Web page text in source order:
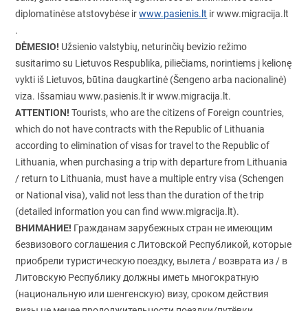
diplomatinėse atstovybėse irwww.pasienis.lt ir www.migracija.lt
.
DĖMESIO! Užsienio valstybių, neturinčių bevizio režimo
susitarimo su Lietuvos Respublika, piliečiams, norintiems į kelionę
vykti iš Lietuvos, būtina daugkartinė (Šengeno arba nacionalinė)
viza. Išsamiau www.pasienis.lt ir www.migracija.lt.
ATTENTION! Tourists, who are the citizens of Foreign countries,
which do not have contracts with the Republic of Lithuania
according to elimination of visas for travel to the Republic of
Lithuania, when purchasing a trip with departure from Lithuania
/ return to Lithuania, must have a multiple entry visa (Schengen
or National visa), valid not less than the duration of the trip
(detailed information you can find www.migracija.lt).
ВНИМАНИЕ! Гражданам зарубежных стран не имеющим
безвизового соглашения с Литовской Республикой, которые
приобрели туристическую поездку, вылета / возврата из / в
Литовскую Республику должны иметь многократную
(национальную или шенгенскую) визу, сроком действия